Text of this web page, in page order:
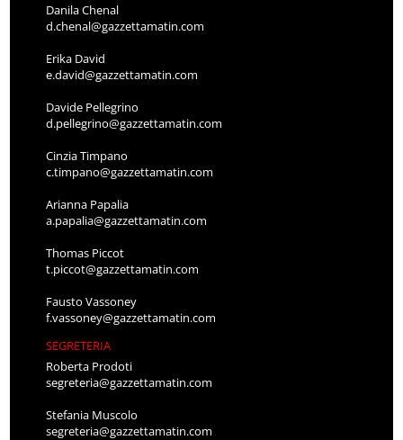
Danila Chenal
d.chenal@gazzettamatin.com
Erika David
e.david@gazzettamatin.com
Davide Pellegrino
d.pellegrino@gazzettamatin.com
Cinzia Timpano
c.timpano@gazzettamatin.com
Arianna Papalia
a.papalia@gazzettamatin.com
Thomas Piccot
t.piccot@gazzettamatin.com
Fausto Vassoney
f.vassoney@gazzettamatin.com
SEGRETERIA
Roberta Prodoti
segreteria@gazzettamatin.com
Stefania Muscolo
segreteria@gazzettamatin.com